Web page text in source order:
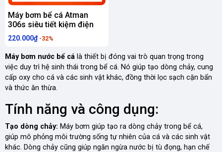
Máy bơm bể cá Atman
306s siêu tiết kiệm điện
220.000₫ -32%
Máy bơm nước bể cá là thiết bị đóng vai trò quan trọng trong
việc duy trì hệ sinh thái trong bể cá. Nó giúp tạo dòng chảy, cung
cấp oxy cho cá và các sinh vật khác, đồng thời lọc sạch cặn bẩn
và thức ăn thừa.
Tính năng và công dụng:
Tạo dòng chảy: Máy bơm giúp tạo ra dòng chảy trong bể cá,
giúp mô phỏng môi trường sống tự nhiên của cá và các sinh vật
khác. Dòng chảy cũng giúp ngăn ngừa nước bị tù đọng, hạn chế